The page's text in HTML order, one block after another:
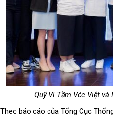
Quỹ Vì Tầm Vóc Việt và
Theo báo cáo của Tổng Cục